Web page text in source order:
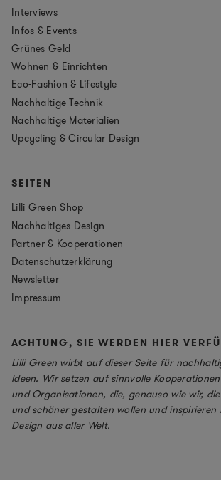
Interviews
Infos & Events
Grünes Geld
Wohnen & Einrichten
Eco-Fashion & Lifestyle
Nachhaltige Technik
Nachhaltige Materialien
Upcycling & Circular Design
SEITEN
Lilli Green Shop
Nachhaltiges Design
Partner & Kooperationen
Datenschutzerklärung
Newsletter
Impressum
ACHTUNG, SIE WERDEN HIER
Lilli Green wirbt auf dieser Seite für
Ideen. Wir setzen auf sinnvolle
und Organisationen, die, genauso wie wir,
und schöner gestalten wollen und
Design aus aller Welt.